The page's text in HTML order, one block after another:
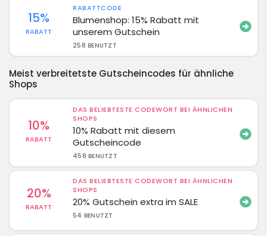
15%
RABATT
RABATTCODE
Blumenshop: 15% Rabatt mit
unserem Gutschein
258 BENUTZT
Meist verbreitetste Gutscheincodes für ähnliche
Shops
10%
RABATT
DAS BELIEBTESTE CODEWORT BEI ÄHNLICHEN
SHOPS
10% Rabatt mit diesem
Gutscheincode
458 BENUTZT
20%
RABATT
DAS BELIEBTESTE CODEWORT BEI ÄHNLICHEN
SHOPS
20% Gutschein extra im SALE
54 BENUTZT